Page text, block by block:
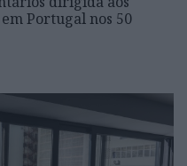
Portugal nos 50